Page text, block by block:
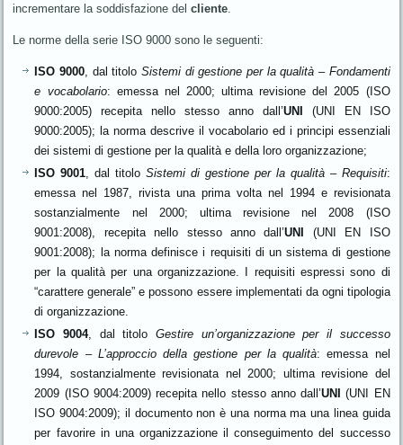
incrementare la soddisfazione delcliente
Le norme della serie ISO 9000 sono le seguenti:
ISO 9000 , dal titoloSistemi di gestione per la qualità – Fondamenti
e vocabolario: emessa nel 2000; ultima revisione del 2005 (ISO
9000:2005) recepita nello stesso anno dall’UNI (UNI EN ISO
9000:2005); la norma descrive il vocabolario ed i principi essenziali
dei sistemi di gestione per la qualità e della loro organizzazione;
ISO 9001 , dal titoloSistemi di gestione per la qualità – Requisiti:
emessa nel 1987, rivista una prima volta nel 1994 e revisionata
sostanzialmente nel 2000; ultima revisione nel 2008 (ISO
9001:2008), recepita nello stesso anno dall’UNI (UNI EN ISO
9001:2008); la norma definisce i requisiti di un sistema di gestione
per la qualità per una organizzazione. I requisiti espressi sono di
“carattere generale” e possono essere implementati da ogni tipologia
di organizzazione.
ISO 9004, dal titoloGestire un’organizzazione per il successo
durevole – L’approccio della gestione per la qualità: emessa nel
1994, sostanzialmente revisionata nel 2000; ultima revisione del
2009 (ISO 9004:2009) recepita nello stesso anno dall’UNI (UNI EN
ISO 9004:2009); il documento non è una norma ma una linea guida
per favorire in una organizzazione il conseguimento del successo